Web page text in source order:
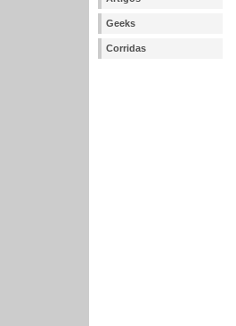
Geeks
Corridas